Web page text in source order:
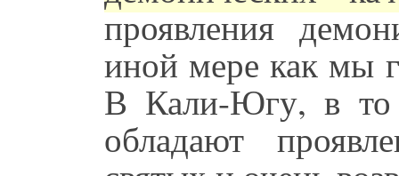
проявления
иной мере как мы
В Кали-Югу, в то
обладают